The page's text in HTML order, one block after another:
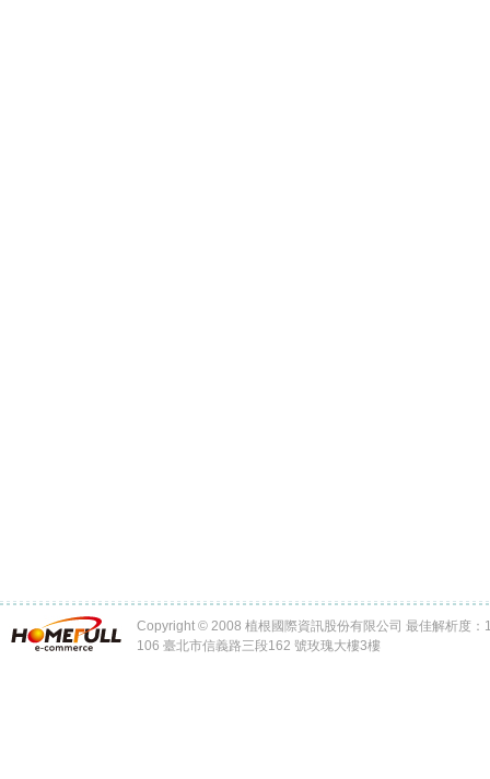
Copyright © 2008 植根國際資訊股份有限公司 最佳解析度：
106 臺北市信義路三段162 號玫瑰大樓3樓